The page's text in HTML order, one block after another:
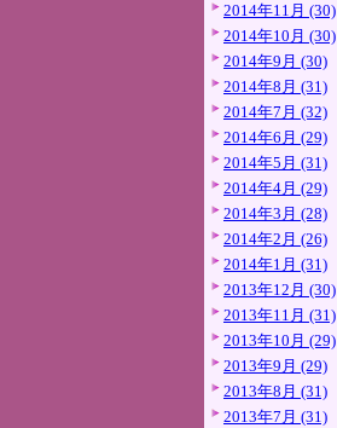
2014年11月 (30)
2014年10月 (30)
2014年9月 (30)
2014年8月 (31)
2014年7月 (32)
2014年6月 (29)
2014年5月 (31)
2014年4月 (29)
2014年3月 (28)
2014年2月 (26)
2014年1月 (31)
2013年12月 (30)
2013年11月 (31)
2013年10月 (29)
2013年9月 (29)
2013年8月 (31)
2013年7月 (31)